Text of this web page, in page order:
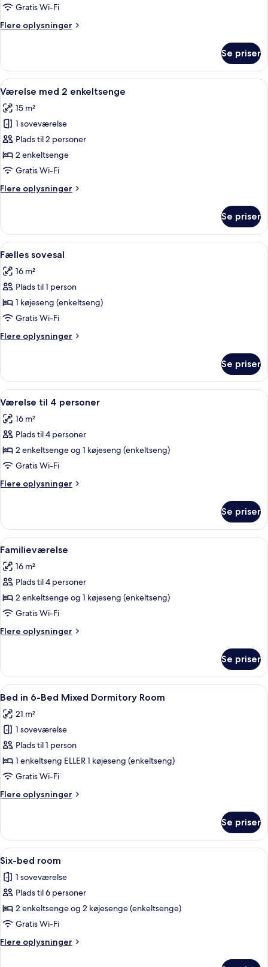
Gratis Wi-Fi
Flere oplysninger
Flere
Se priser
Indlæs
alle
billeder
af
Værelse
med
2
Et hotelværelse med en seng, en
6
Værelse med 2 enkeltsenge
15 m²
1 soveværelse
Plads til 2 personer
2 enkeltsenge
Gratis Wi-Fi
Flere oplysninger
Flere
med
enkeltsenge
Se priser
Indlæs
alle
billeder
af
Fælles
sovesal
Et hotelværelse med køjesenge, en
4
Fælles sovesal
16 m²
Plads til 1 person
1 køjeseng (enkeltseng)
Gratis Wi-Fi
Flere oplysninger
Flere
sovesal
Se priser
Indlæs
alle
billeder
af
Værelse
til
4
personer
Et hotelværelse med køjesenge, en
5
Værelse til 4 personer
16 m²
Plads til 4 personer
2 enkeltsenge og 1 køjeseng (enkeltseng)
Gratis Wi-Fi
Flere oplysninger
Flere
til
4
personer
Se priser
Indlæs
alle
billeder
af
Familieværelse
Et hotelværelse med køjesenge, en
5
Familieværelse
16 m²
Plads til 4 personer
2 enkeltsenge og 1 køjeseng (enkeltseng)
Gratis Wi-Fi
Flere oplysninger
Flere
Se priser
Indlæs
alle
billeder
af
Bed
in
6-
Mixed
En sovesalsstue med køjesenge, et
12
Bed in 6-Bed Mixed Dormitory Room
21 m²
1 soveværelse
Plads til 1 person
1 enkeltseng ELLER 1 køjeseng (enkeltseng)
Gratis Wi-Fi
Flere oplysninger
Flere
in
6-
Bed
Dormitory
Room
Se priser
Indlæs
alle
billeder
af
Six-
bed
room
En køjeseng med et bybillede, et
5
Six-bed room
1 soveværelse
Plads til 6 personer
2 enkeltsenge og 2 køjesenge (enkeltsenge)
Gratis Wi-Fi
Flere oplysninger
Flere